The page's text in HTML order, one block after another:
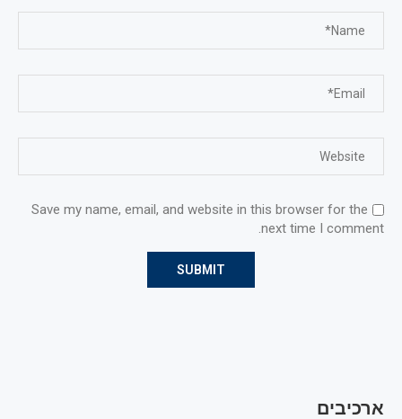
Save my name, email, and website in this browser for the
next time I comment.
ארכיבים